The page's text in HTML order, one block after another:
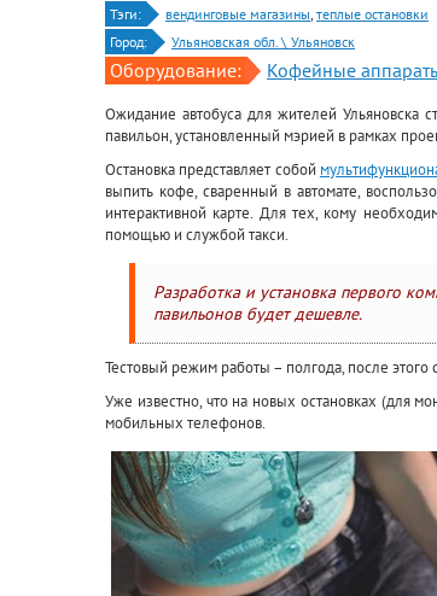
Тэги: вендинговые магазины, теплые остановки
Город:
Ульяновская обл. \ Ульяновск
Оборудование: Кофейные
Ожидание автобуса для жителей Ульяновска
павильон, установленный мэрией в рамках
Остановка представляет собой
выпить кофе, сваренный в автомате,
интерактивной карте. Для тех, кому
помощью и службой такси.
Разработка и установка первого
павильонов будет дешевле.
Тестовый режим работы – полгода, после этого
Уже известно, что на новых остановках (для
мобильных телефонов.